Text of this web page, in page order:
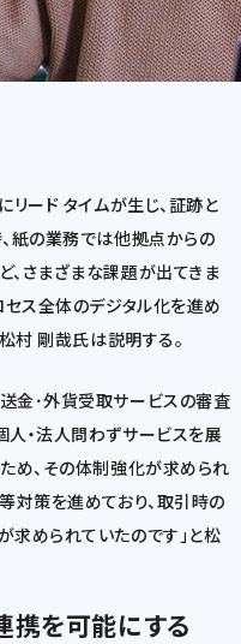
リード タイムが生じ、証跡と
紙の業務では他拠点からの
さまざまな課題が出てきま
セス全体のデジタル化を進め
村 剛哉氏は説明する。
金･外貨受取サービスの審査
・法人問わずサービスを展
め、その体制強化が求められ
対策を進めており、取引時の
められていたのです」と松
携を可能にする